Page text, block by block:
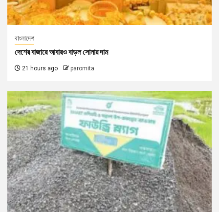
বাংলাদেশ
দেশের বাজারে আবারও বাড়ল সোনার দাম
21 hours ago paromita